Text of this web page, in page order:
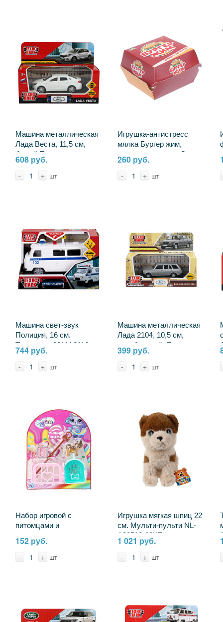
Машина металлическая
Лада Веста, 11,5 см,
белый Технопарк
VESTA-12-WH
608 руб.
- + шт
Игрушка-антистресс
мялка Бургер жим,
наполнение мука, Супер
Жим Играем Вместе YM-
BG02-BRG-RU
260 руб.
- + шт
Машина свет-звук
Полиция, 16 см.
Технопарк 2311A0116
(96)
744 руб.
- + шт
Машина металлическая
Лада 2104, 10,5 см,
серебристый, Технопарк
2104-11-SR
399 руб.
- + шт
Набор игровой с
питомцами и
пластиковый, Тутти
Тутти Y2212Z0146-4-RU
152 руб.
- + шт
Игрушка мягкая шпиц 22
см. Мульти-пульти NL-
A20513-22KT
1 021 руб.
- + шт